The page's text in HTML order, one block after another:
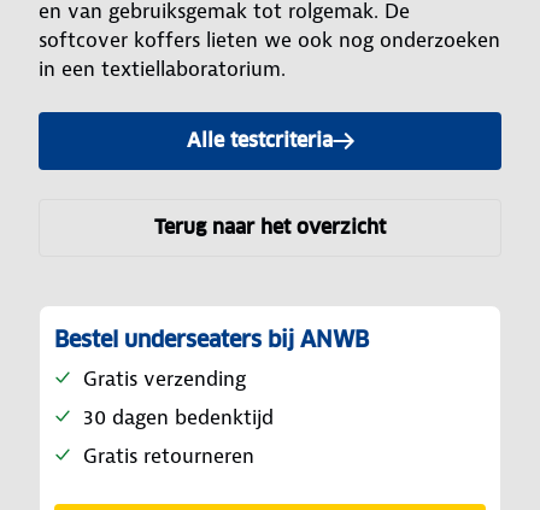
en van gebruiksgemak tot rolgemak. De
softcover koffers lieten we ook nog onderzoeken
in een textiellaboratorium.
Alle testcriteria
Terug naar het overzicht
Bestel underseaters bij ANWB
Gratis verzending
30 dagen bedenktijd
Gratis retourneren